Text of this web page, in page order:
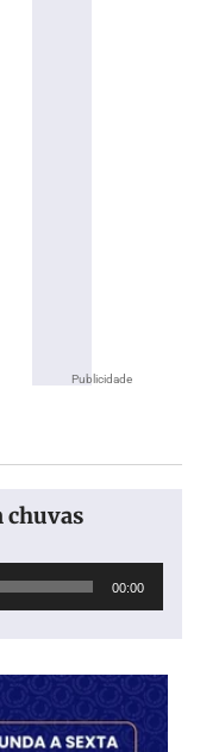
Publicidade
chuvas
00:00